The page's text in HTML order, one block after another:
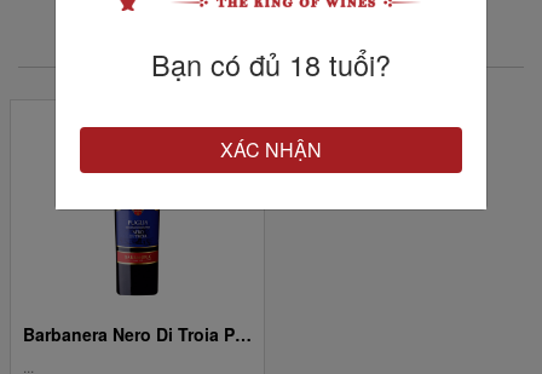
THƯƠNG HIỆU BARBANERA
Barbanera Nero Di Troia Puglia IGT
Bạn có đủ 18 tuổi?
XÁC NHẬN